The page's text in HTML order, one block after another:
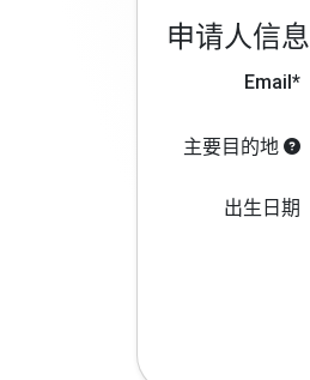
申请人信息
Email*
主要目的地
出生日期